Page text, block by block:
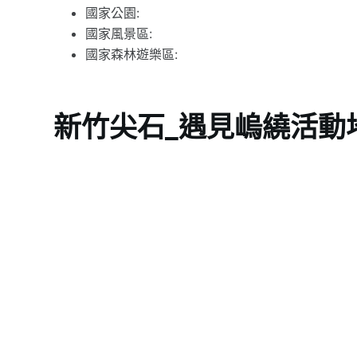
國家公園:
國家風景區:
國家森林遊樂區:
新竹尖石_遇見嵨繞活動